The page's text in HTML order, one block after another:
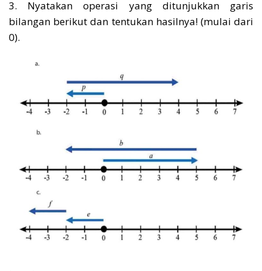
3. Nyatakan operasi yang ditunjukkan garis
bilangan berikut dan tentukan hasilnya! (mulai dari
0).